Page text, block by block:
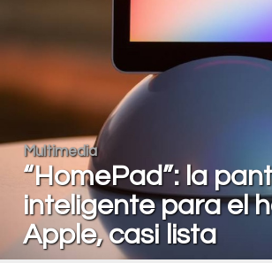
Multimedia
“HomePad”: la
inteligente para el
Apple, casi lista